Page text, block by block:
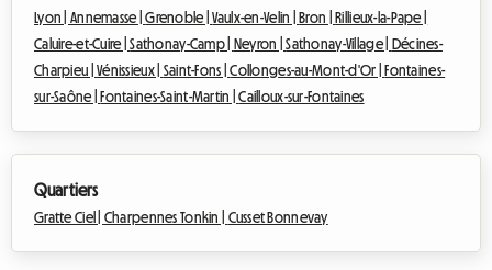
Lyon | Annemasse |Grenoble |Vaulx-en-Velin |Bron |Rillieux-la-Pape |
Caluire-et-Cuire |Sathonay-Camp | Neyron |Sathonay-Village | Décines-
Charpieu |Vénissieux | Saint-Fons |Collonges-au-Mont-d'Or |Fontaines-
sur-Saône |Fontaines-Saint-Martin |Cailloux-sur-Fontaines
Quartiers
Gratte Ciel | Charpennes Tonkin | Cusset Bonnevay